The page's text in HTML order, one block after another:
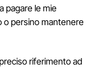
pagare le mie
o persino mantenere
riferimento ad